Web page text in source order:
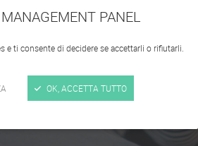
PANEL
e ti consente di decidere se accettarli o rifiutarli.
OK, ACCETTA TUTTO